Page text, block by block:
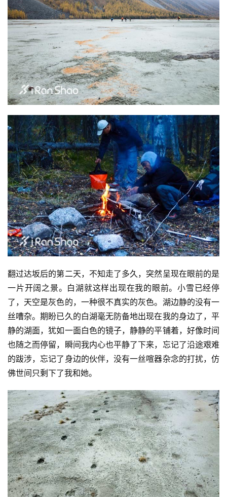
翻过达坂后的第二天，不知走了多久，突然呈现在眼前的是
一片开阔之景。白湖就这样出现在我的眼前。小雪已经停
了，天空是灰色的，一种很不真实的灰色。湖边静的没有一
丝嘈杂。期盼已久的白湖毫无防备地出现在我的身边了，平
静的湖面，犹如一面白色的镜子，静静的平铺着，好像时间
也随之而停留，瞬间我内心也平静了下来，忘记了沿途艰难
的跋涉，忘记了身边的伙伴，没有一丝喧器杂念的打扰，仿
佛世间只剩下了我和她。